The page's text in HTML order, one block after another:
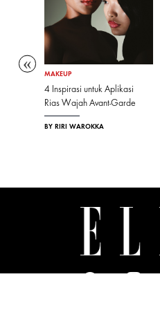
MAKEUP
4 Inspirasi untuk Aplikasi
Rias Wajah Avant-Garde
BY RIRI WAROKKA